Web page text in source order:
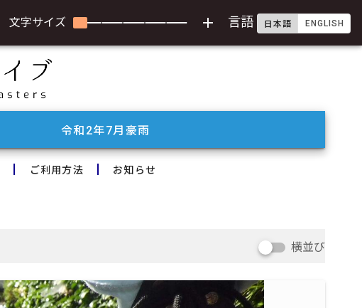
文字サイズ add 言語 日本語 ENGLISH
令和2年7月豪雨
ご利用方法 お知らせ
横並び